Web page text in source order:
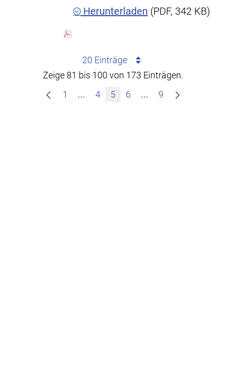
Herunterladen (PDF, 342 KB)
20 Einträge
Zeige 81 bis 100 von 173 Einträgen.
1
... Zwischenseiten Navigieren mit
4 5 6 ... Zwischenseiten
9